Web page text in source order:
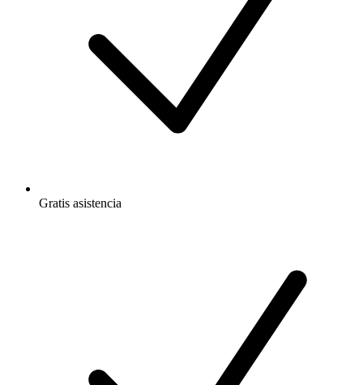
Gratis asistencia